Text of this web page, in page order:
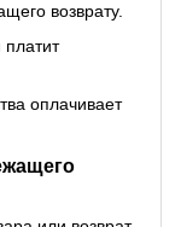
возврату.
оплачивает